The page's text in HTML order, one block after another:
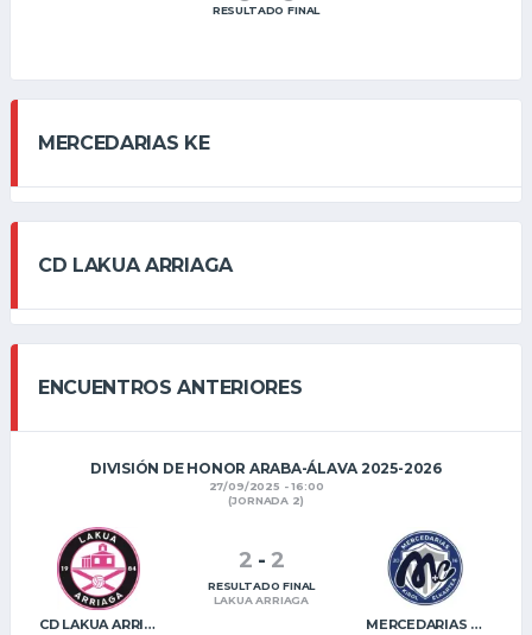
RESULTADO FINAL
MERCEDARIAS KE
CD LAKUA ARRIAGA
ENCUENTROS ANTERIORES
DIVISIÓN DE HONOR ARABA-ÁLAVA 2025-2026
27/09/2025 - 16:00
(JORNADA 2)
CD LAKUA ARRIAGA MERCEDARIAS KE
2 - 2
RESULTADO FINAL
LAKUA ARRIAGA